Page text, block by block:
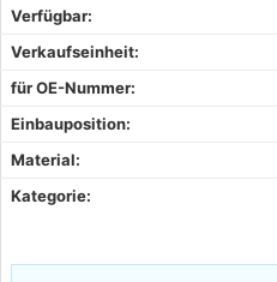
Verfügbar:
Verkaufseinheit:
für OE-Nummer:
Einbauposition:
Material:
Kategorie: